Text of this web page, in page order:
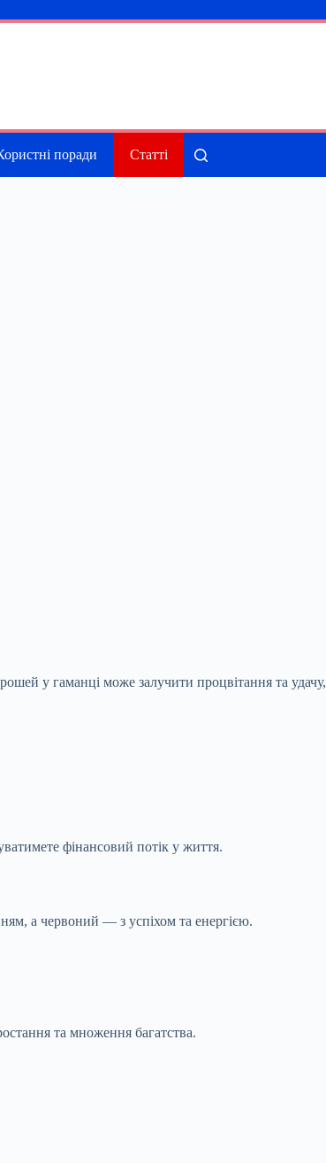
поради Статті
у гаманці може залучити процвітання та удачу,
фінансовий потік у життя.
а червоний — з успіхом та енергією.
та множення багатства.